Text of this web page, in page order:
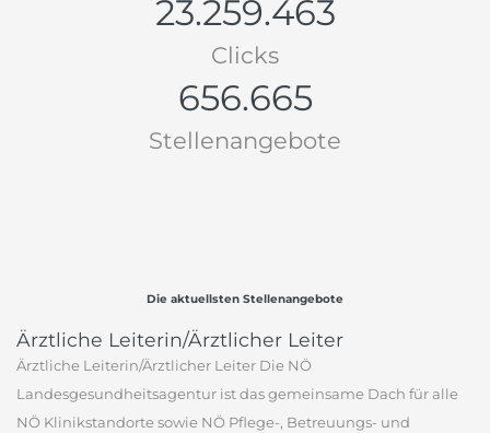
23.259.463
Clicks
656.665
Stellenangebote
Die aktuellsten Stellenangebote
Ärztliche Leiterin/Ärztlicher Leiter
Ärztliche Leiterin/Ärztlicher Leiter Die NÖ
Landesgesundheitsagentur ist das gemeinsame Dach für alle
NÖ Klinikstandorte sowie NÖ Pflege-, Betreuungs- und